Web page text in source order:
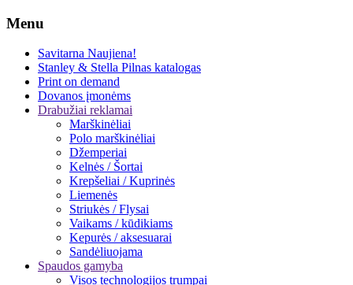
Menu
Savitarna Naujiena!
Stanley & Stella Pilnas katalogas
Print on demand
Dovanos įmonėms
Drabužiai reklamai
Marškinėliai
Polo marškinėliai
Džemperiai
Kelnės / Šortai
Krepšeliai / Kuprinės
Liemenės
Striukės / Flysai
Vaikams / kūdikiams
Kepurės / aksesuarai
Sandėliuojama
Spaudos gamyba
Visos technologijos trumpai